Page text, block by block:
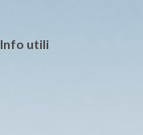
Info utili